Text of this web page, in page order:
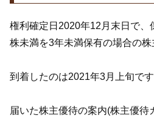
権利確定日2020年12月末日で
株未満を3年未満保有の場合の株
到着したのは2021年3月上旬です
届いた株主優待の案内(株主優待